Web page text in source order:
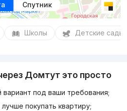
Спутник
Школы Детские сады
Домтут это просто
под ваши требования;
покупать квартиру;